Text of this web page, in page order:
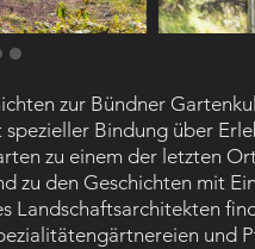
zur Bündner
Bindung über
zu einem der letzten
zu den Geschichten mit
Landschaftsarchitekten
und